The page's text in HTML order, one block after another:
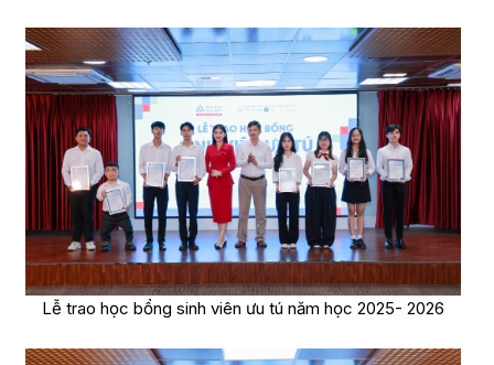
Lễ trao học bổng sinh viên ưu tú năm học 2025- 2026